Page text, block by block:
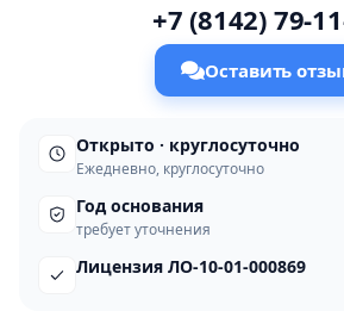
+7 (8142) 79-
Оставить
Открыто · круглосуточно
Ежедневно, круглосуточно
Год основания
требует уточнения
Лицензия ЛО-10-01-000869